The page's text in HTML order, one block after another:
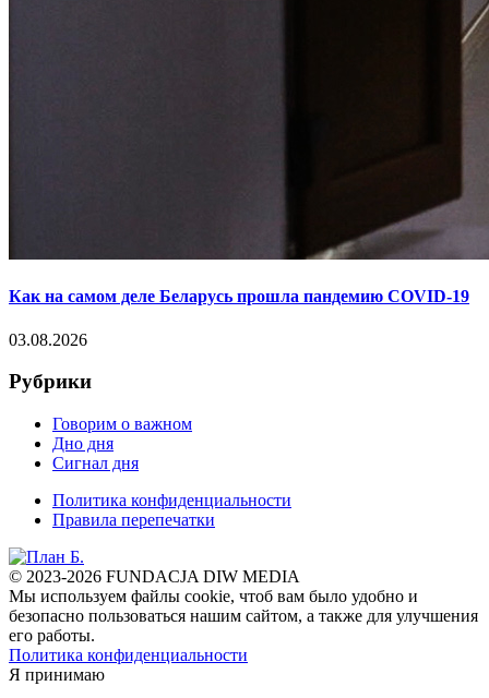
Как на самом деле Беларусь прошла пандемию COVID-19
03.08.2026
Рубрики
Говорим о важном
Дно дня
Сигнал дня
Политика конфиденциальности
Правила перепечатки
© 2023-2026 FUNDACJA DIW MEDIA
Мы используем файлы cookie, чтоб вам было удобно и
безопасно пользоваться нашим сайтом, а также для улучшения
его работы.
Политика конфиденциальности
Я принимаю